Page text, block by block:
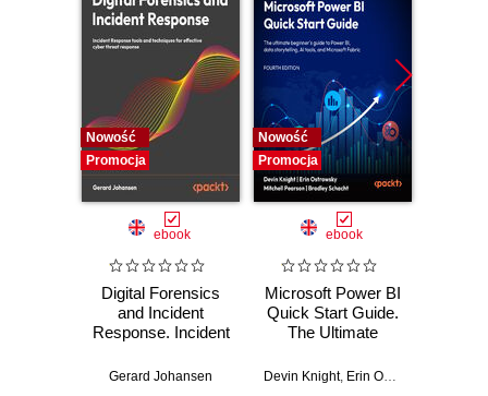
Nowość
Promocja
ebook
Digital Forensics
and Incident
Response. Incident
and techniques for
Gerard Johansen
Nowość
Promocja
ebook
Microsoft Power BI
Quick Start Guide.
The Ultimate
to Power BI, Data
Devin Knight, Erin Ostrowsky